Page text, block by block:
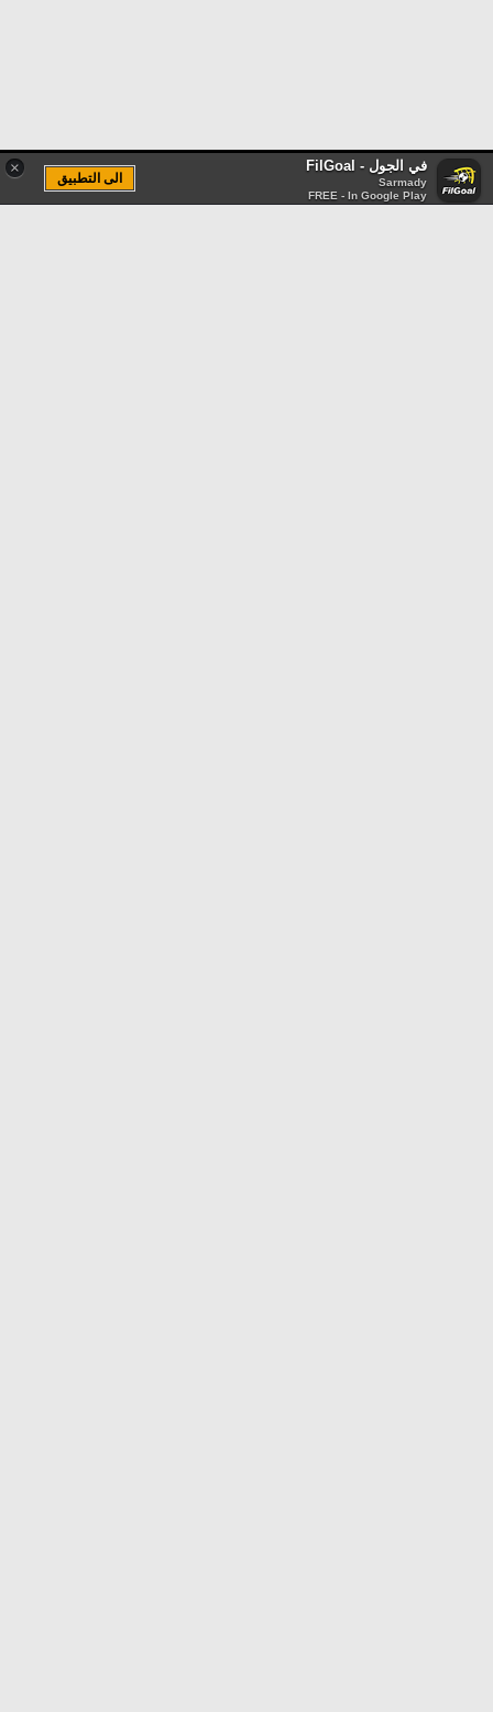
× في الجول - FilGoal
Sarmady
FREE - In Google Play
الى التطبيق